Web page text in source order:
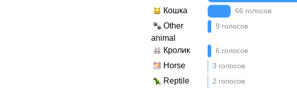
Кошка 66 голосов
Other
animal
9 голосов
Кролик 6 голосов
Horse 3 голосов
Reptile 2 голосов